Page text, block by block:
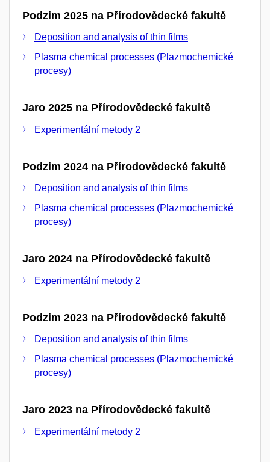
Podzim 2025 na Přírodovědecké fakultě
Deposition and analysis of thin films
Plasma chemical processes (Plazmochemické
procesy)
Jaro 2025 na Přírodovědecké fakultě
Experimentální metody 2
Podzim 2024 na Přírodovědecké fakultě
Deposition and analysis of thin films
Plasma chemical processes (Plazmochemické
procesy)
Jaro 2024 na Přírodovědecké fakultě
Experimentální metody 2
Podzim 2023 na Přírodovědecké fakultě
Deposition and analysis of thin films
Plasma chemical processes (Plazmochemické
procesy)
Jaro 2023 na Přírodovědecké fakultě
Experimentální metody 2